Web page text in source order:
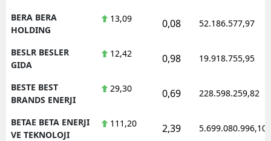
BERA BERA
HOLDING
13,09 0,08 52.186.577,97
BESLR BESLER
GIDA
12,42 0,98 19.918.755,95
BESTE BEST
BRANDS ENERJI
29,30 0,69 228.598.259,82
BETAE BETA ENERJI
VE TEKNOLOJI
111,20 2,39 5.699.080.996,10